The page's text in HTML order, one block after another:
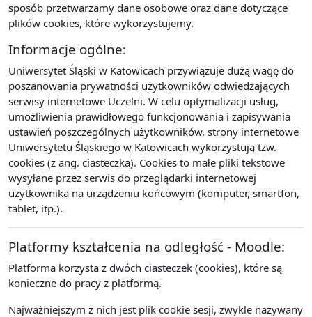
sposób przetwarzamy dane osobowe oraz dane dotyczące
plików cookies, które wykorzystujemy.
Informacje ogólne:
Uniwersytet Śląski w Katowicach przywiązuje dużą wagę do
poszanowania prywatności użytkowników odwiedzających
serwisy internetowe Uczelni. W celu optymalizacji usług,
umożliwienia prawidłowego funkcjonowania i zapisywania
ustawień poszczególnych użytkowników, strony internetowe
Uniwersytetu Śląskiego w Katowicach wykorzystują tzw.
cookies (z ang. ciasteczka). Cookies to małe pliki tekstowe
wysyłane przez serwis do przeglądarki internetowej
użytkownika na urządzeniu końcowym (komputer, smartfon,
tablet, itp.).
Platformy kształcenia na odległość - Moodle:
Platforma korzysta z dwóch ciasteczek (cookies), które są
konieczne do pracy z platformą.
Najważniejszym z nich jest plik cookie sesji, zwykle nazywany